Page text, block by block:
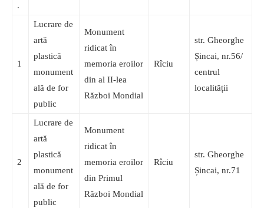
.
1
Lucrare de
artă
plastică
monument
ală de for
public
Monument
ridicat în
memoria eroilor
din al II-lea
Război Mondial
Rîciu
str. Gheorghe
Șincai, nr.56/
centrul
localității
2
Lucrare de
artă
plastică
monument
ală de for
public
Monument
ridicat în
memoria eroilor
din Primul
Război Mondial
Rîciu
str. Gheorghe
Șincai, nr.71